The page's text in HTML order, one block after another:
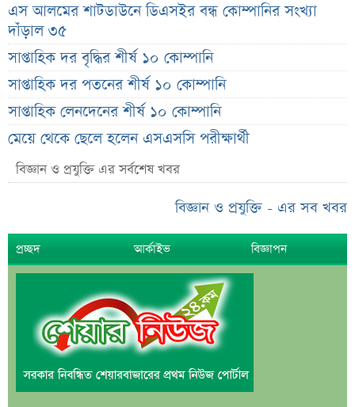
এস আলমের শাটডাউনে ডিএসইর বন্ধ কোম্পানির সংখ্যা
দাঁড়াল ৩৫
সাপ্তাহিক দর বৃদ্ধির শীর্ষ ১০ কোম্পানি
সাপ্তাহিক দর পতনের শীর্ষ ১০ কোম্পানি
সাপ্তাহিক লেনদেনের শীর্ষ ১০ কোম্পানি
মেয়ে থেকে ছেলে হলেন এসএসসি পরীক্ষার্থী
বিয়ের আগেই গর্ভবতী, মেয়েকে নদীতে ডুবিয়ে হত্যা বাবার
তাপমাত্রা নিয়ে নতুন পূর্বাভাস দিল আবহাওয়া অফিস
সহপাঠীদের ব্যক্তিগত ছবি বিদেশে পাঠানোর অভিযোগে উত্তাল
ইবি
ড. ইউনূস বনাম তারেক রহমান—তুলনায় যা বললেন কাদের
সিদ্দিকী
বাজুসের নতুন ঘোষণা, রেকর্ড দামে সোনা বিক্রি শুরু
আইনি নোটিশ পাঠালেন আসিফ মাহমুদ, ৭ দিনের
আল্টিমেটাম
বিজ্ঞান ও প্রযুক্তি এর সর্বশেষ খবর
বিজ্ঞান ও প্রযুক্তি - এর সব খবর
প্রচ্ছদ আর্কাইভ বিজ্ঞাপন